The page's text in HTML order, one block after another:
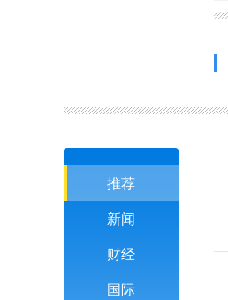
推荐
新闻
财经
国际